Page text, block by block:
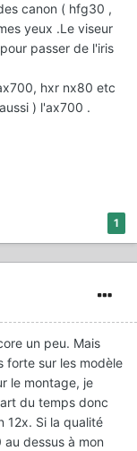
canon ( hfg30 ,
yeux .Le viseur
passer de l'iris
hxr nx80 etc
) l'ax700 .
1
un peu. Mais
forte sur les modèle
le montage, je
du temps donc
12x. Si la qualité
dessus à mon